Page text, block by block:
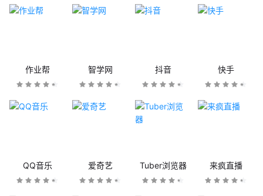
作业帮 智学网 抖音 快手
QQ音乐 爱奇艺 Tuber浏览器 来疯直播